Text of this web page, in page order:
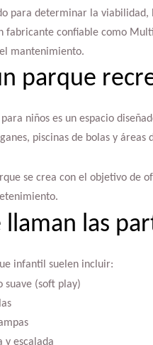
para determinar la viabilidad,
fabricante confiable como
mantenimiento.
parque
niños es un espacio
piscinas de bolas y
se crea con el objetivo de
llaman las
infantil suelen incluir:
suave (soft play)
y escalada